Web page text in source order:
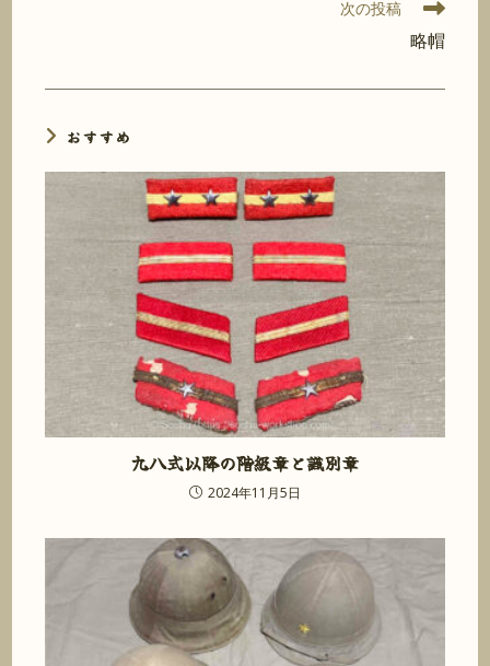
読
次の投稿
略帽
おすすめ
九八式以降の階級章と識別章
2024年11月5日